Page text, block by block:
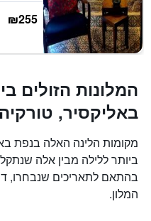
של
חדר
₪255
המלונות הזולים
באליקסיר, טורקיה
מקומות הלינה האלה בנפת
ביותר ללילה מבין אלה
בהתאם לתאריכים שנבחרו,
המלון.